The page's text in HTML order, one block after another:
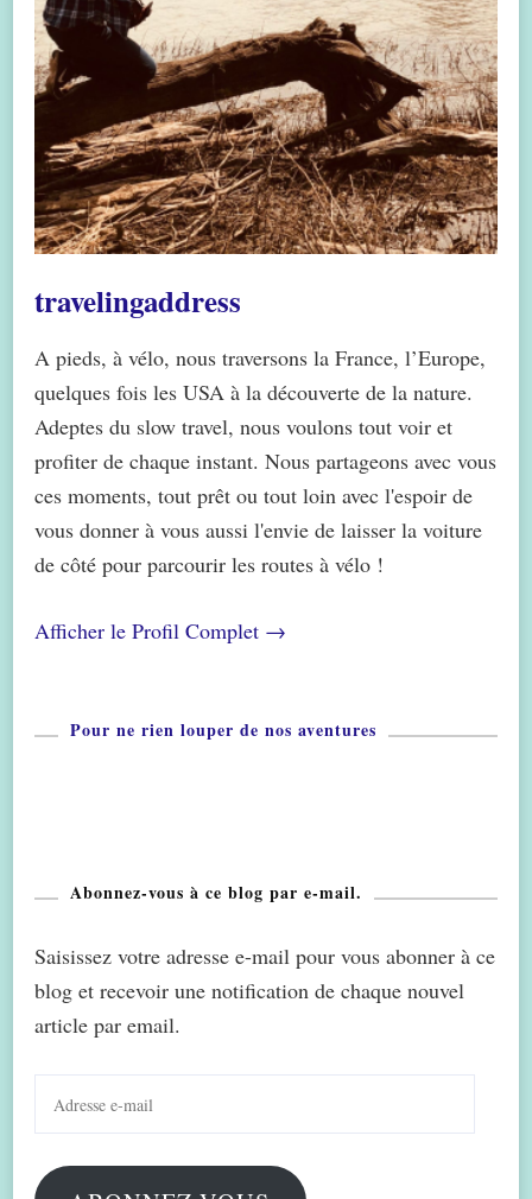
travelingaddress
A pieds, à vélo, nous traversons la France, l’Europe,
quelques fois les USA à la découverte de la nature.
Adeptes du slow travel, nous voulons tout voir et
profiter de chaque instant. Nous partageons avec vous
ces moments, tout prêt ou tout loin avec l'espoir de
vous donner à vous aussi l'envie de laisser la voiture
de côté pour parcourir les routes à vélo !
Afficher le Profil Complet →
Pour ne rien louper de nos aventures
Abonnez-vous à ce blog par e-mail.
Saisissez votre adresse e-mail pour vous abonner à ce
blog et recevoir une notification de chaque nouvel
article par email.
mail